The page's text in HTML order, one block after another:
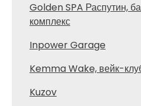
Golden SPA Распутин,
комплекс
Inpower Garage
Kemma Wake, вейк-
Kuzov